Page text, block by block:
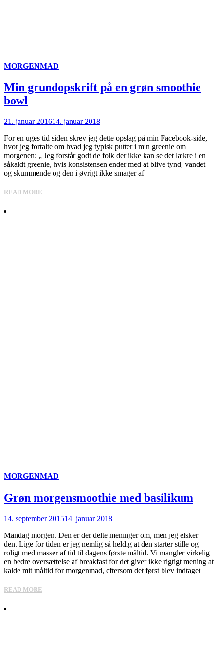
MORGENMAD
Min grundopskrift på en grøn smoothie
bowl
21. januar 201614. januar 2018
For en uges tid siden skrev jeg dette opslag på min Facebook-side,
hvor jeg fortalte om hvad jeg typisk putter i min greenie om
morgenen: „ Jeg forstår godt de folk der ikke kan se det lækre i en
såkaldt greenie, hvis konsistensen ender med at blive tynd, vandet
og skummende og den i øvrigt ikke smager af
READ MORE
MORGENMAD
Grøn morgensmoothie med basilikum
14. september 201514. januar 2018
Mandag morgen. Den er der delte meninger om, men jeg elsker
den. Lige for tiden er jeg nemlig så heldig at den starter stille og
roligt med masser af tid til dagens første måltid. Vi mangler virkelig
en bedre oversættelse af breakfast for det giver ikke rigtigt mening at
kalde mit måltid for morgenmad, eftersom det først blev indtaget
READ MORE